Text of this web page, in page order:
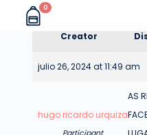
0
Creator
julio 26, 2024 at 11:49 am
hugo ricardo urquiza
AS